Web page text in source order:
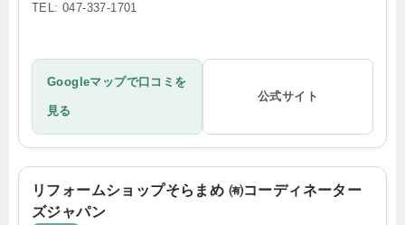
TEL: 047-337-1701
Googleマップで口コミを
見る
公式サイト
リフォームショップそらまめ ㈲コーディネーター
ズジャパン